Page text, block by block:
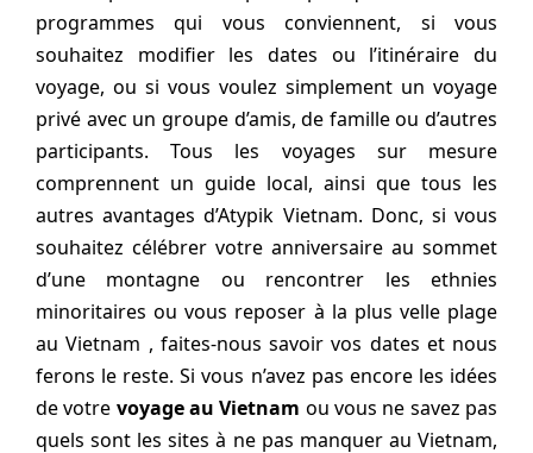
programmes qui vous conviennent, si vous
souhaitez modifier les dates ou l’itinéraire du
voyage, ou si vous voulez simplement un voyage
privé avec un groupe d’amis, de famille ou d’autres
participants. Tous les voyages sur mesure
comprennent un guide local, ainsi que tous les
autres avantages d’Atypik Vietnam. Donc, si vous
souhaitez célébrer votre anniversaire au sommet
d’une montagne ou rencontrer les ethnies
minoritaires ou vous reposer à la plus velle plage
au Vietnam , faites-nous savoir vos dates et nous
ferons le reste. Si vous n’avez pas encore les idées
de votre voyage au Vietnam ou vous ne savez pas
quels sont les sites à ne pas manquer au Vietnam,